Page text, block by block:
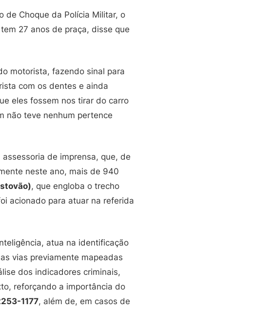
de Choque da Polícia Militar, o
27 anos de praça, disse que
motorista, fazendo sinal para
com os dentes e ainda
eles fossem nos tirar do carro
não teve nenhum pertence
de imprensa, que, de
neste ano, mais de 940
, que engloba o trecho
acionado para atuar na referida
atua na identificação
vias previamente mapeadas
dos indicadores criminais,
reforçando a importância do
1177, além de, em casos de